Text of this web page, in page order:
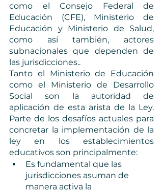
como el Consejo Federal de
Educación (CFE), Ministerio de
Educación y Ministerio de Salud,
como así también, actores
subnacionales que dependen de
las jurisdicciones..
Tanto el Ministerio de Educación
como el Ministerio de Desarrollo
Social son la autoridad de
aplicación de esta arista de la Ley.
Parte de los desafíos actuales para
concretar la implementación de la
ley en los establecimientos
educativos son principalmente:
Es fundamental que las
jurisdicciones asuman de
manera activa la